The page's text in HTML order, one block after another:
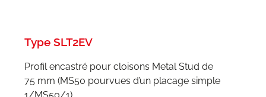
Type SLT2EV
Profil encastré pour cloisons Metal Stud de
75 mm (MS50 pourvues d’un placage simple
1/MS50/1)